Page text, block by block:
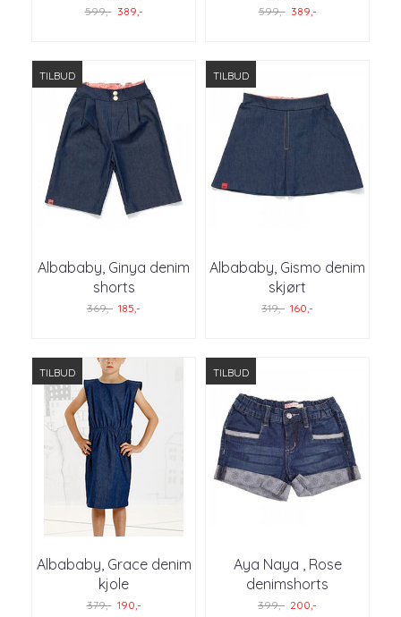
599,- 389,- 599,- 389,-
TILBUD
Albababy, Ginya denim
shorts
369,- 185,-
TILBUD
Albababy, Gismo denim
skjørt
319,- 160,-
TILBUD
Albababy, Grace denim
kjole
379,- 190,-
TILBUD
Aya Naya , Rose
denimshorts
399,- 200,-